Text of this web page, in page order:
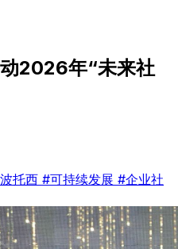
2026年“未来社
托西 #可持续发展 #企业社